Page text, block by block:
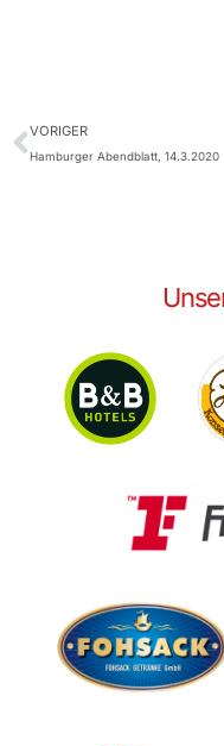
VORIGER
Hamburger Abendblatt, 14.3.2020